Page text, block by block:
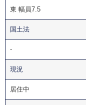
東 幅員7.5
国土法
-
現況
居住中